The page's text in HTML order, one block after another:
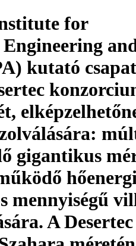
for
kutató
gigantikus
mennyiségű
A